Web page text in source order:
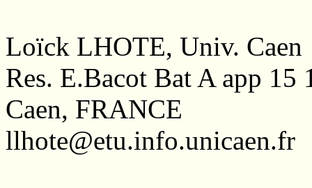
Loïck LHOTE, Univ. Caen
Res. E.Bacot Bat A app
Caen, FRANCE
llhote@etu.info.unicaen.fr